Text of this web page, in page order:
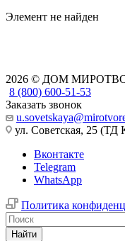
Элемент не найден
2026 © ДОМ
8 (800) 600-51-53
Заказать звонок
ул. Советская, 25 (ТД
Вконтакте
Telegram
WhatsApp
Политика
Найти